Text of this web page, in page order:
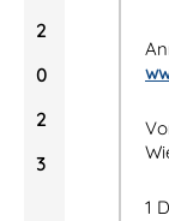
2
0
2
3
1